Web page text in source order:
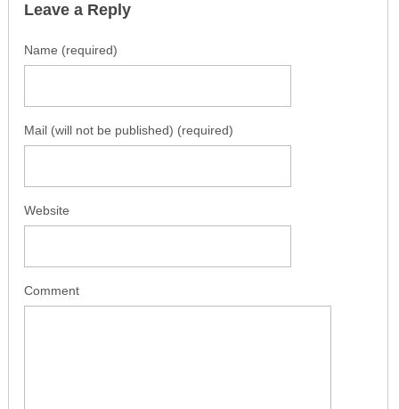
Leave a Reply
Name (required)
Mail (will not be published) (required)
Website
Comment